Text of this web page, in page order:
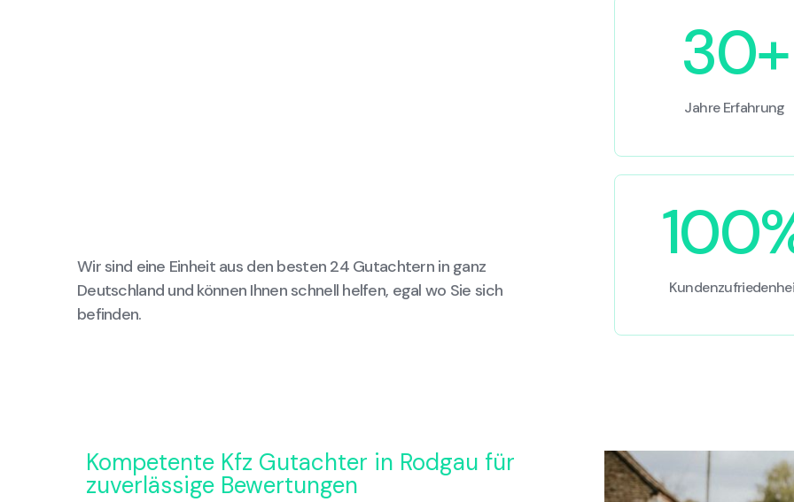
Wir sind eine Einheit aus den besten 24 Gutachtern in ganz
Deutschland und können Ihnen schnell helfen, egal wo Sie sich
befinden.
30+
Jahre Erfahrung
Kompetente Kfz Gutachter in Rodgau für
zuverlässige Bewertungen